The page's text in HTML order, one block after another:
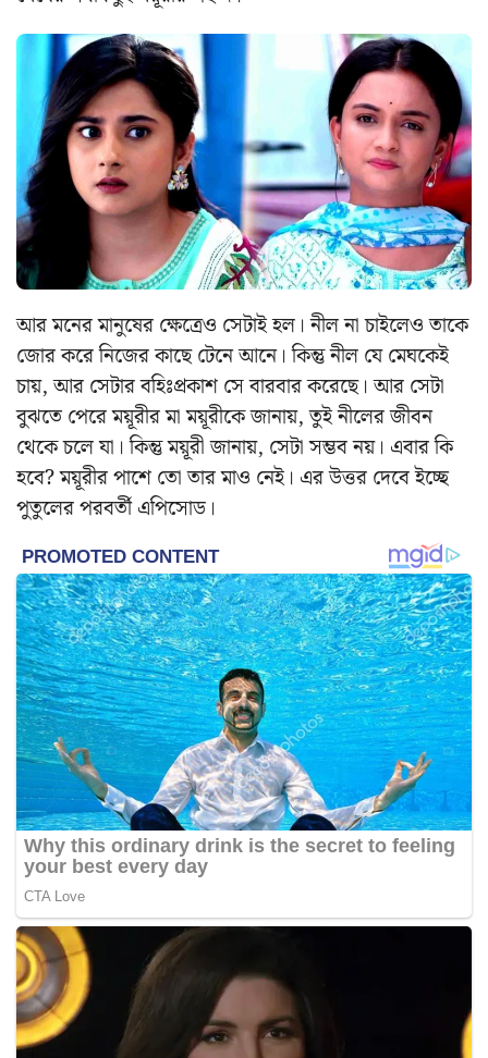
আর মনের মানুষের ক্ষেত্রেও সেটাই হল। নীল না চাইলেও তাকে
জোর করে নিজের কাছে টেনে আনে। কিন্তু নীল যে মেঘকেই
চায়, আর সেটার বহিঃপ্রকাশ সে বারবার করেছে। আর সেটা
বুঝতে পেরে ময়ূরীর মা ময়ূরীকে জানায়, তুই নীলের জীবন
থেকে চলে যা। কিন্তু ময়ূরী জানায়, সেটা সম্ভব নয়। এবার কি
হবে? ময়ূরীর পাশে তো তার মাও নেই। এর উত্তর দেবে ইচ্ছে
পুতুলের পরবর্তী এপিসোড।